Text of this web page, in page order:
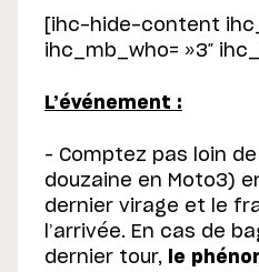
[ihc-hide-content
ihc_mb_who= »3″
L’événement :
– Comptez pas loin
douzaine en Moto3)
dernier virage et le
l’arrivée. En cas de
dernier tour,
le